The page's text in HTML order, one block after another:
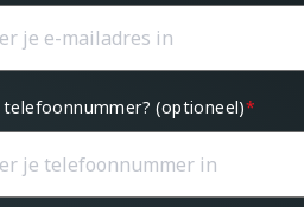
(optioneel)*